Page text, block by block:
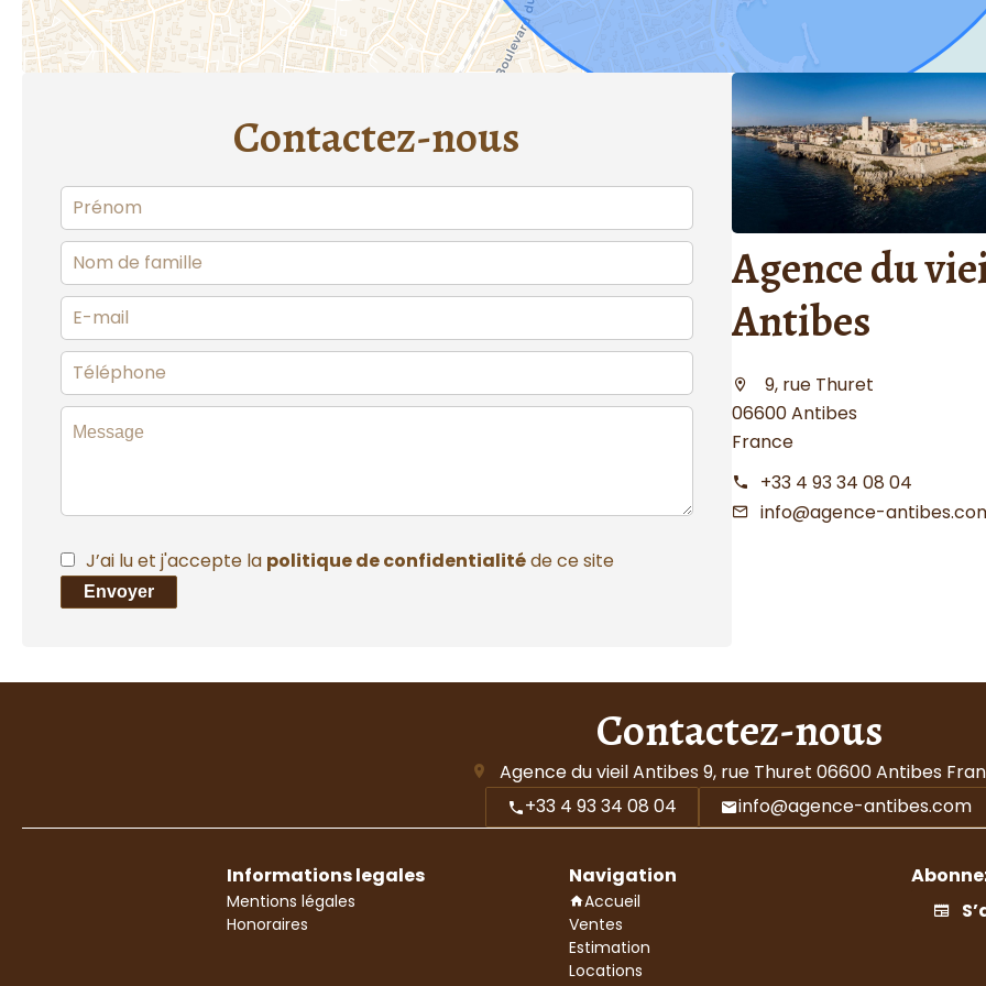
Contactez-nous
J’ai lu et j'accepte la politique de confidentialitéde ce site
Envoyer
Agence du
Antibes
9, rue Thuret
06600 Antibes
France
+33 4 93 34 08 04
info@agence-
Contactez-nous
Agence du vieil Antibes 9, rue Thuret 06600Antibes
+33 4 93 34 08 04
info@agence-antibes.com
Informations legales
Mentions légales
Honoraires
Navigation
Accueil
Ventes
Estimation
Locations